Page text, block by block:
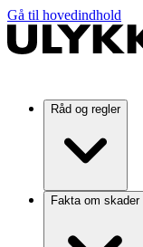
Gå til hovedindhold
Råd og regler
Fakta om skader